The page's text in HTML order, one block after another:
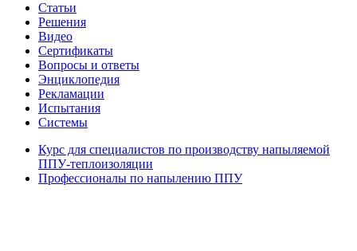
Статьи
Решения
Видео
Сертификаты
Вопросы и ответы
Энциклопедия
Рекламации
Испытания
Системы
Курс для специалистов по производству напыляемой
ППУ-теплоизоляции
Профессионалы по напылению ППУ